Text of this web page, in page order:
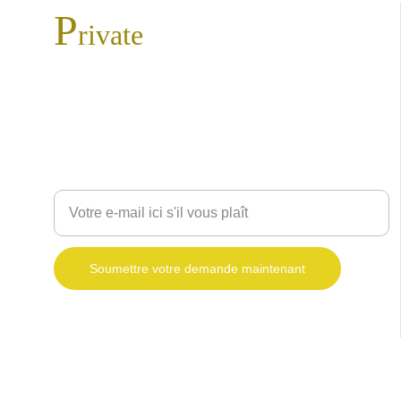
Private
Soumettre votre demande maintenant